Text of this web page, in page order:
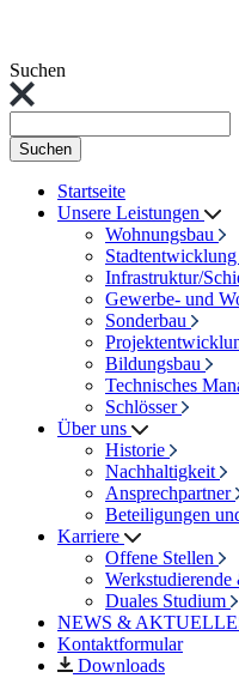
Suchen
Suchen
Startseite
Unsere Leistungen
Wohnungsbau
Infrastruktur/
Gewerbe- und
Sonderbau
Bildungsbau
Technisches
Schlösser
Über uns
Historie
Nachhaltigkeit
Ansprechpartner
Beteiligungen
Karriere
Offene Stellen
Werkstudierende
Duales Studium
NEWS &
Kontaktformular
Downloads